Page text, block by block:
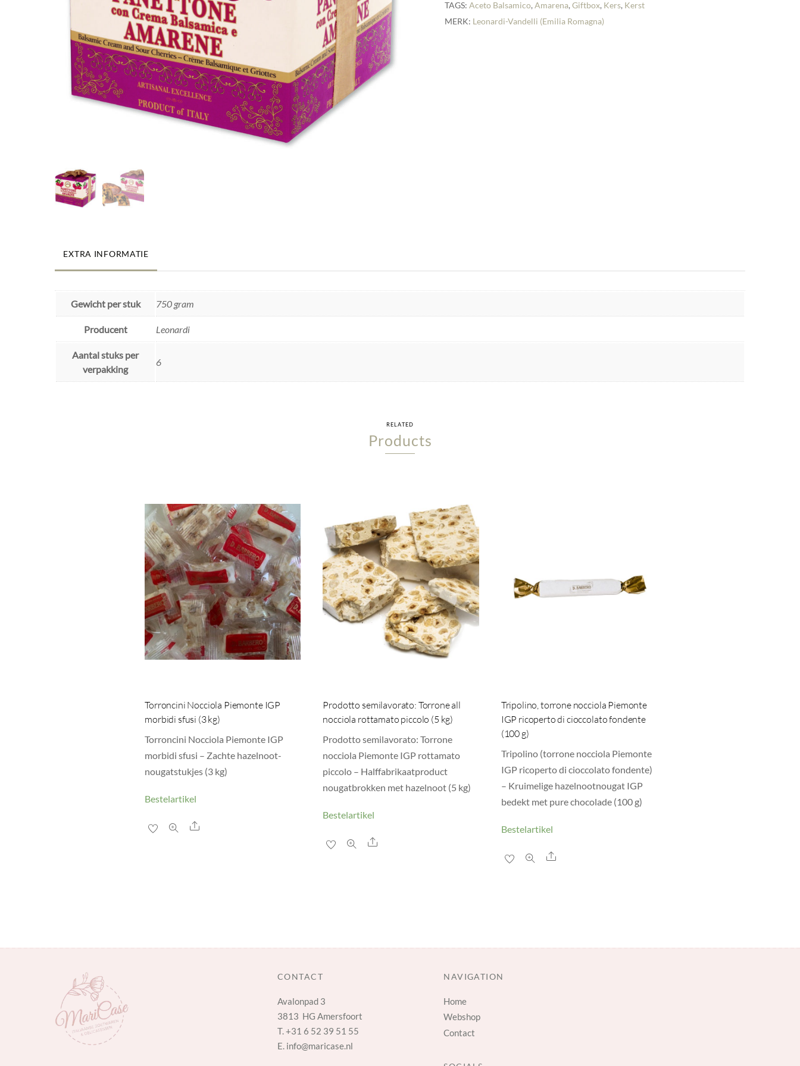
TAGS:Aceto Balsamico,Amarena,Giftbox, Kers, Kerst
MERK: Leonardi-Vandelli (Emilia Romagna)
EXTRA INFORMATIE
Gewicht per stuk 750 gram
Producent Leonardi
Aantal stuks per
verpakking
6
RELATED
Products
Torroncini Nocciola Piemonte IGP
morbidi sfusi (3 kg)
Torroncini Nocciola Piemonte IGP
morbidi sfusi – Zachte hazelnoot-
nougatstukjes (3 kg)
Bestelartikel
Share
Prodotto semilavorato: Torrone all
nocciola rottamato piccolo (5 kg)
Prodotto semilavorato: Torrone
nocciola Piemonte IGP rottamato
piccolo – Halffabrikaatproduct
nougatbrokken met hazelnoot (5 kg)
Bestelartikel
Share
Tripolino, torrone nocciola Piemonte
IGP ricoperto di cioccolato fondente
(100 g)
Tripolino (torrone nocciola Piemonte
IGP ricoperto di cioccolato fondente)
– Kruimelige hazelnootnougat IGP
bedekt met pure chocolade (100 g)
Bestelartikel
Share
CONTACT
Avalonpad 3
3813 HG Amersfoort
T. +31 6 52 39 51 55
E. info@maricase.nl
NAVIGATION
Home
Webshop
Contact